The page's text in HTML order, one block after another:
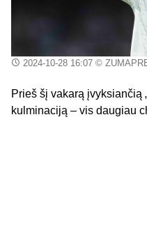
2024-10-28 16:07©
Prieš šį vakarą įvyksiančią
kulminaciją – vis daugiau